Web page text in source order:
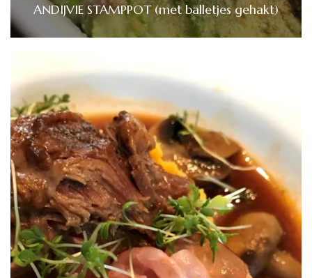
ANDIJVIE STAMPPOT (met balletjes gehakt)